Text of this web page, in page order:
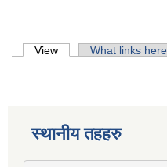
Primary tabs
View (active tab)What links here
स्थानीय तहहरु